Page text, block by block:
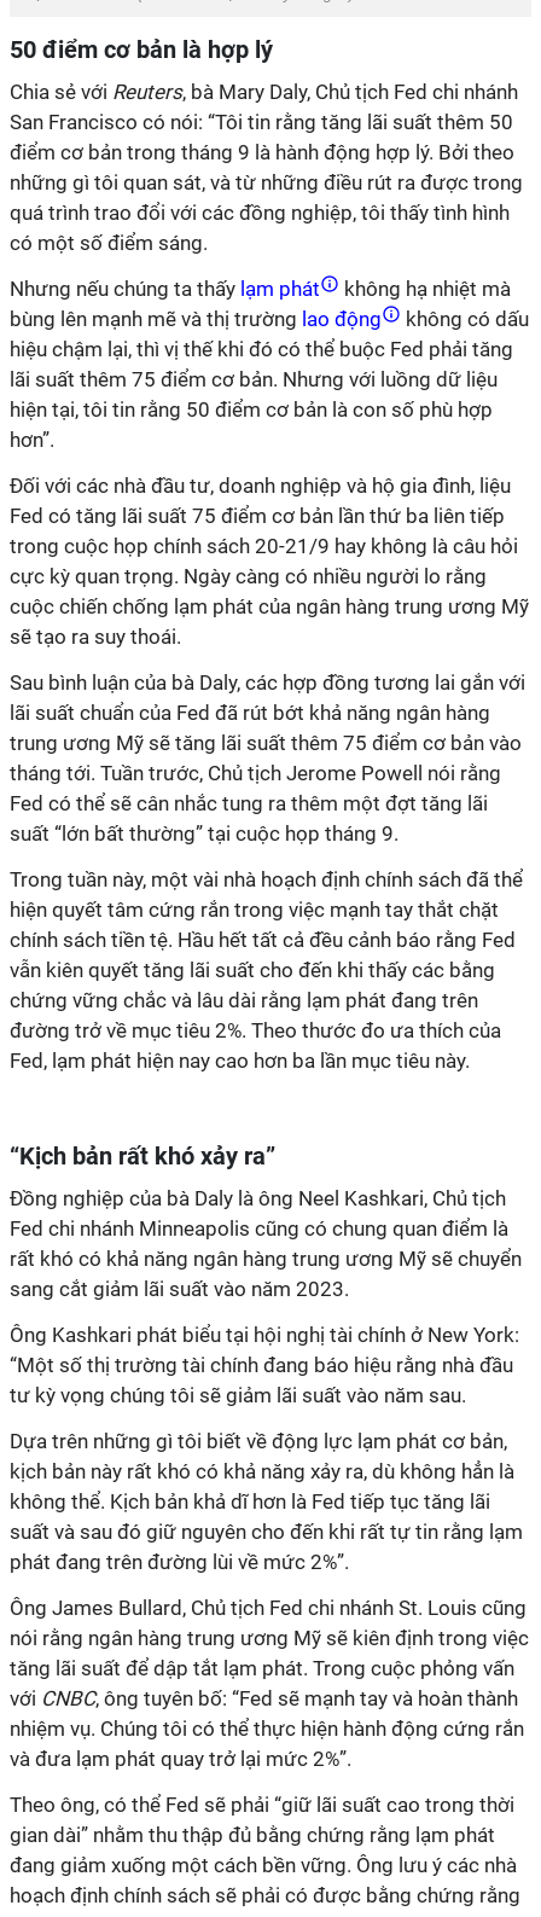
50 điểm cơ bản là hợp lý
Chia sẻ với Reuters, bà Mary Daly, Chủ tịch Fed chi nhánh
San Francisco có nói: “Tôi tin rằng tăng lãi suất thêm 50
điểm cơ bản trong tháng 9 là hành động hợp lý. Bởi theo
những gì tôi quan sát, và từ những điều rút ra được trong
quá trình trao đổi với các đồng nghiệp, tôi thấy tình hình
có một số điểm sáng.
Nhưng nếu chúng ta thấy lạm phát
không hạ nhiệt mà
bùng lên mạnh mẽ và thị trường lao động
không có dấu
hiệu chậm lại, thì vị thế khi đó có thể buộc Fed phải tăng
lãi suất thêm 75 điểm cơ bản. Nhưng với luồng dữ liệu
hiện tại, tôi tin rằng 50 điểm cơ bản là con số phù hợp
hơn”.
Đối với các nhà đầu tư, doanh nghiệp và hộ gia đình, liệu
Fed có tăng lãi suất 75 điểm cơ bản lần thứ ba liên tiếp
trong cuộc họp chính sách 20-21/9 hay không là câu hỏi
cực kỳ quan trọng. Ngày càng có nhiều người lo rằng
cuộc chiến chống lạm phát của ngân hàng trung ương Mỹ
sẽ tạo ra suy thoái.
Sau bình luận của bà Daly, các hợp đồng tương lai gắn với
lãi suất chuẩn của Fed đã rút bớt khả năng ngân hàng
trung ương Mỹ sẽ tăng lãi suất thêm 75 điểm cơ bản vào
tháng tới. Tuần trước, Chủ tịch Jerome Powell nói rằng
Fed có thể sẽ cân nhắc tung ra thêm một đợt tăng lãi
suất “lớn bất thường” tại cuộc họp tháng 9.
Trong tuần này, một vài nhà hoạch định chính sách đã thể
hiện quyết tâm cứng rắn trong việc mạnh tay thắt chặt
chính sách tiền tệ. Hầu hết tất cả đều cảnh báo rằng Fed
vẫn kiên quyết tăng lãi suất cho đến khi thấy các bằng
chứng vững chắc và lâu dài rằng lạm phát đang trên
đường trở về mục tiêu 2%. Theo thước đo ưa thích của
Fed, lạm phát hiện nay cao hơn ba lần mục tiêu này.
“Kịch bản rất khó xảy ra”
Đồng nghiệp của bà Daly là ông Neel Kashkari, Chủ tịch
Fed chi nhánh Minneapolis cũng có chung quan điểm là
rất khó có khả năng ngân hàng trung ương Mỹ sẽ chuyển
sang cắt giảm lãi suất vào năm 2023.
Ông Kashkari phát biểu tại hội nghị tài chính ở New York:
“Một số thị trường tài chính đang báo hiệu rằng nhà đầu
tư kỳ vọng chúng tôi sẽ giảm lãi suất vào năm sau.
Dựa trên những gì tôi biết về động lực lạm phát cơ bản,
kịch bản này rất khó có khả năng xảy ra, dù không hẳn là
không thể. Kịch bản khả dĩ hơn là Fed tiếp tục tăng lãi
suất và sau đó giữ nguyên cho đến khi rất tự tin rằng lạm
phát đang trên đường lùi về mức 2%”.
Ông James Bullard, Chủ tịch Fed chi nhánh St. Louis cũng
nói rằng ngân hàng trung ương Mỹ sẽ kiên định trong việc
tăng lãi suất để dập tắt lạm phát. Trong cuộc phỏng vấn
với CNBC, ông tuyên bố: “Fed sẽ mạnh tay và hoàn thành
nhiệm vụ. Chúng tôi có thể thực hiện hành động cứng rắn
và đưa lạm phát quay trở lại mức 2%”.
Theo ông, có thể Fed sẽ phải “giữ lãi suất cao trong thời
gian dài” nhằm thu thập đủ bằng chứng rằng lạm phát
đang giảm xuống một cách bền vững. Ông lưu ý các nhà
hoạch định chính sách sẽ phải có được bằng chứng rằng